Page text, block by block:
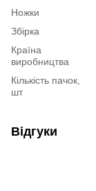
Ножки
Збірка
Країна
виробництва
Кількість пачок,
шт
Відгуки